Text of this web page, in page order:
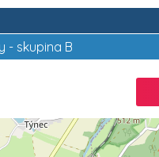
- skupina B